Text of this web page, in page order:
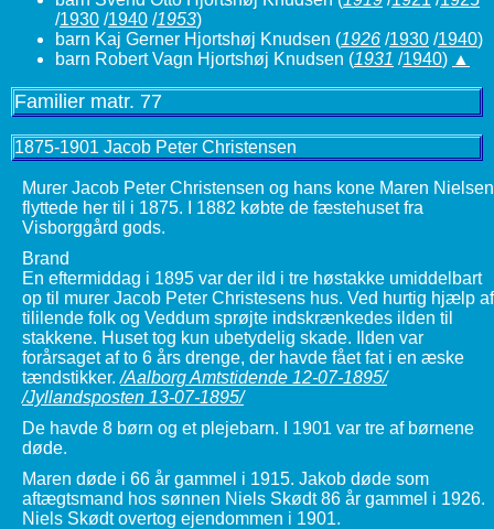
/1930 /1940 /1953)
barn Kaj Gerner Hjortshøj Knudsen (1926 /1930 /1940)
barn Robert Vagn Hjortshøj Knudsen (1931 /1940) ▲
Familier matr. 77
1875-1901 Jacob Peter Christensen
Murer Jacob Peter Christensen og hans kone Maren Nielsen
flyttede her til i 1875. I 1882 købte de fæstehuset fra
Visborggård gods.
Brand
En eftermiddag i 1895 var der ild i tre høstakke umiddelbart
op til murer Jacob Peter Christesens hus. Ved hurtig hjælp af
tililende folk og Veddum sprøjte indskrænkedes ilden til
stakkene. Huset tog kun ubetydelig skade. Ilden var
forårsaget af to 6 års drenge, der havde fået fat i en æske
tændstikker./Aalborg Amtstidende 12-07-1895/
/Jyllandsposten 13-07-1895/
De havde 8 børn og et plejebarn. I 1901 var tre af børnene
døde.
Maren døde i 66 år gammel i 1915. Jakob døde som
aftægtsmand hos sønnen Niels Skødt 86 år gammel i 1926.
Niels Skødt overtog ejendommen i 1901.